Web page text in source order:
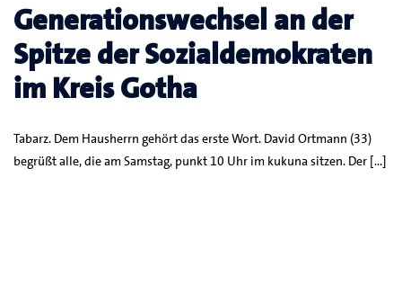
Generationswechsel an der
Spitze der Sozialdemokraten
im Kreis Gotha
Tabarz. Dem Hausherrn gehört das erste Wort. David Ortmann (33)
begrüßt alle, die am Samstag, punkt 10 Uhr im kukuna sitzen. Der […]